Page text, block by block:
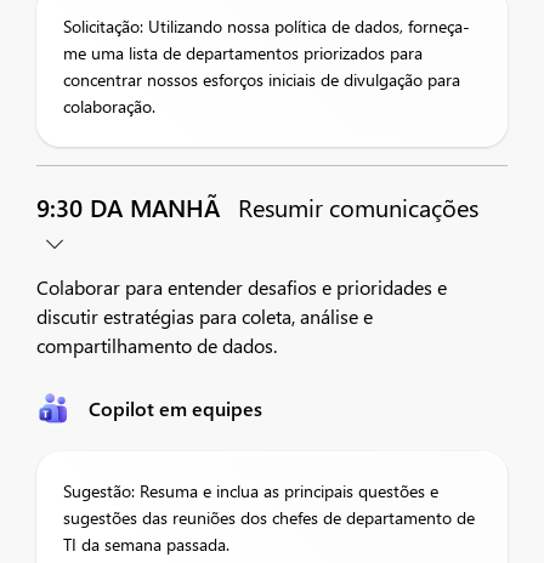
Solicitação: Utilizando nossa política de dados, forneça-
me uma lista de departamentos priorizados para
concentrar nossos esforços iniciais de divulgação para
colaboração.
9:30 DA MANHÃ Resumir comunicações
Colaborar para entender desafios e prioridades e
discutir estratégias para coleta, análise e
compartilhamento de dados.
Copilot em equipes
Sugestão: Resuma e inclua as principais questões e
sugestões das reuniões dos chefes de departamento de
TI da semana passada.